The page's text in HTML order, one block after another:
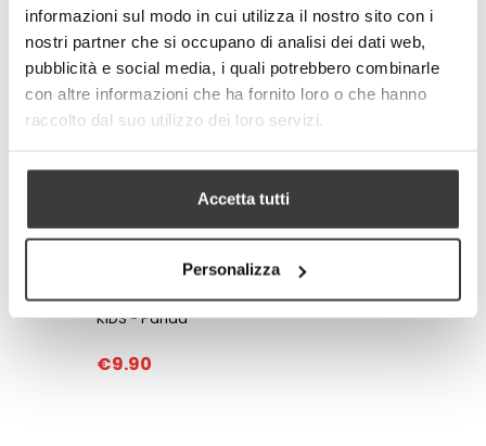
informazioni sul modo in cui utilizza il nostro sito con i
nostri partner che si occupano di analisi dei dati web,
pubblicità e social media, i quali potrebbero combinarle
con altre informazioni che ha fornito loro o che hanno
raccolto dal suo utilizzo dei loro servizi.
Accetta tutti
Personalizza
KIDS - Panda
€9.90